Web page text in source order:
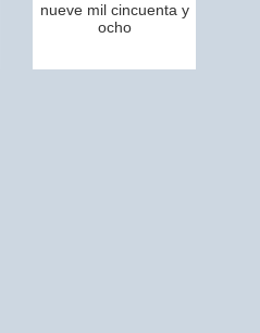
nueve mil cincuenta y
ocho